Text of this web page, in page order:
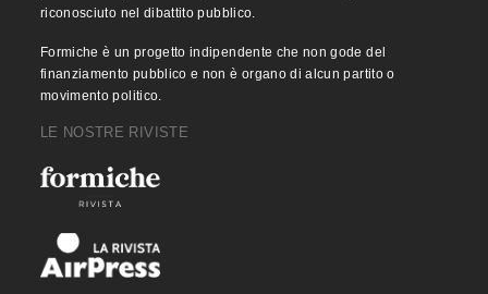
riconosciuto nel dibattito pubblico.
Formiche è un progetto indipendente che non gode del
finanziamento pubblico e non è organo di alcun partito o
movimento politico.
LE NOSTRE RIVISTE